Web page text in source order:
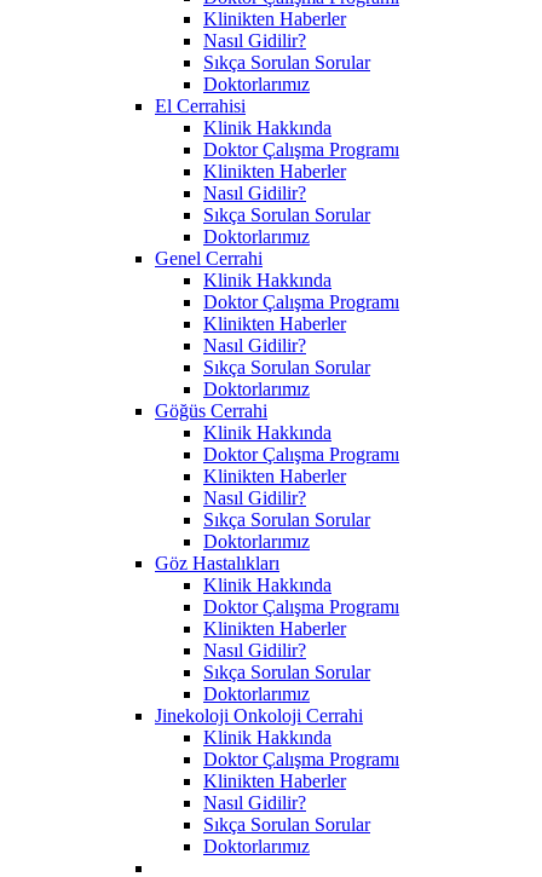
Klinikten Haberler
Nasıl Gidilir?
Sıkça Sorulan Sorular
Doktorlarımız
El Cerrahisi
Klinik Hakkında
Doktor Çalışma Programı
Klinikten Haberler
Nasıl Gidilir?
Sıkça Sorulan Sorular
Doktorlarımız
Genel Cerrahi
Klinik Hakkında
Doktor Çalışma Programı
Klinikten Haberler
Nasıl Gidilir?
Sıkça Sorulan Sorular
Doktorlarımız
Göğüs Cerrahi
Klinik Hakkında
Doktor Çalışma Programı
Klinikten Haberler
Nasıl Gidilir?
Sıkça Sorulan Sorular
Doktorlarımız
Göz Hastalıkları
Klinik Hakkında
Doktor Çalışma Programı
Klinikten Haberler
Nasıl Gidilir?
Sıkça Sorulan Sorular
Doktorlarımız
Jinekoloji Onkoloji Cerrahi
Klinik Hakkında
Doktor Çalışma Programı
Klinikten Haberler
Nasıl Gidilir?
Sıkça Sorulan Sorular
Doktorlarımız